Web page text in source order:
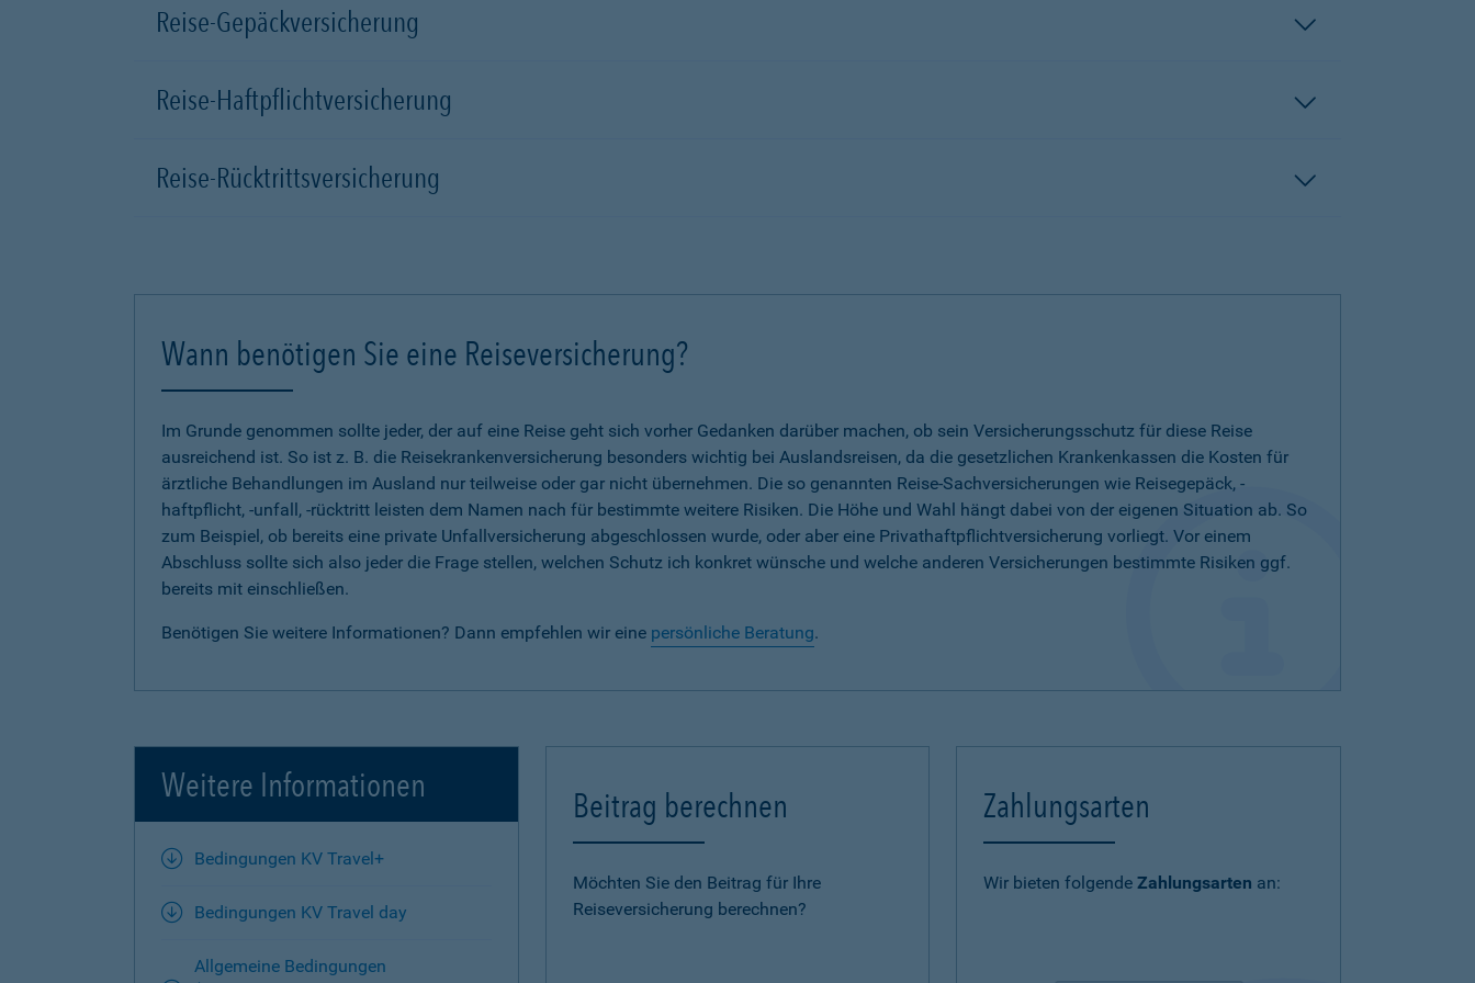
Reise-Gepäckversicherung
Reise-Haftpflichtversicherung
Reise-Rücktrittsversicherung
Wann benötigen Sie eine Reiseversicherung?
Im Grunde genommen sollte jeder, der auf eine Reise geht sich vorher Gedanken darüber machen, ob sein Versicherungsschutz für diese Reise
ausreichend ist. So ist z. B. die Reisekrankenversicherung besonders wichtig bei Auslandsreisen, da die gesetzlichen Krankenkassen die Kosten für
ärztliche Behandlungen im Ausland nur teilweise oder gar nicht übernehmen. Die so genannten Reise-Sachversicherungen wie Reisegepäck, -
haftpflicht, -unfall, -rücktritt leisten dem Namen nach für bestimmte weitere Risiken. Die Höhe und Wahl hängt dabei von der eigenen Situation ab. So
zum Beispiel, ob bereits eine private Unfallversicherung abgeschlossen wurde, oder aber eine Privathaftpflichtversicherung vorliegt. Vor einem
Abschluss sollte sich also jeder die Frage stellen, welchen Schutz ich konkret wünsche und welche anderen Versicherungen bestimmte Risiken ggf.
bereits mit einschließen.
Benötigen Sie weitere Informationen? Dann empfehlen wir eine persönliche Beratung.
Weitere Informationen
Bedingungen KV Travel+
Bedingungen KV Travel day
Allgemeine Bedingungen
Beitrag berechnen
Möchten Sie den Beitrag für Ihre
Reiseversicherung berechnen?
Zahlungsarten
Wir bieten folgendeZahlungsarten an: